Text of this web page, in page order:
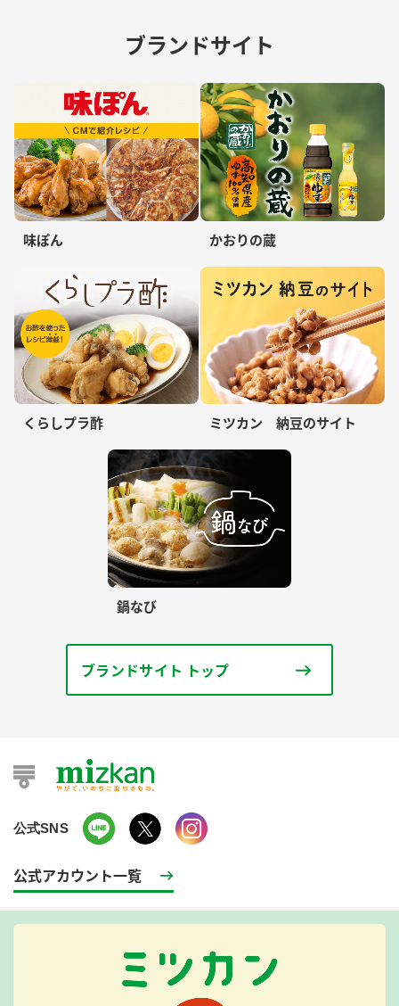
ブランドサイト
味ぽん かおりの蔵
くらしプラ酢 ミツカン 納豆のサイト
鍋なび
ブランドサイト トップ
公式SNS
公式アカウント一覧